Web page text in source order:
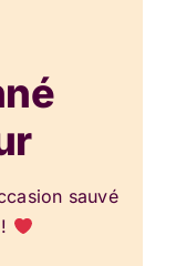
sauvé